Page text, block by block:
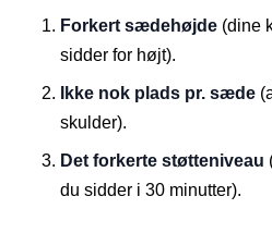
Forkert sædehøjde (dine
sidder for højt).
Ikke nok plads pr. sæde
skulder).
Det forkerte støtteniveau
du sidder i 30 minutter).